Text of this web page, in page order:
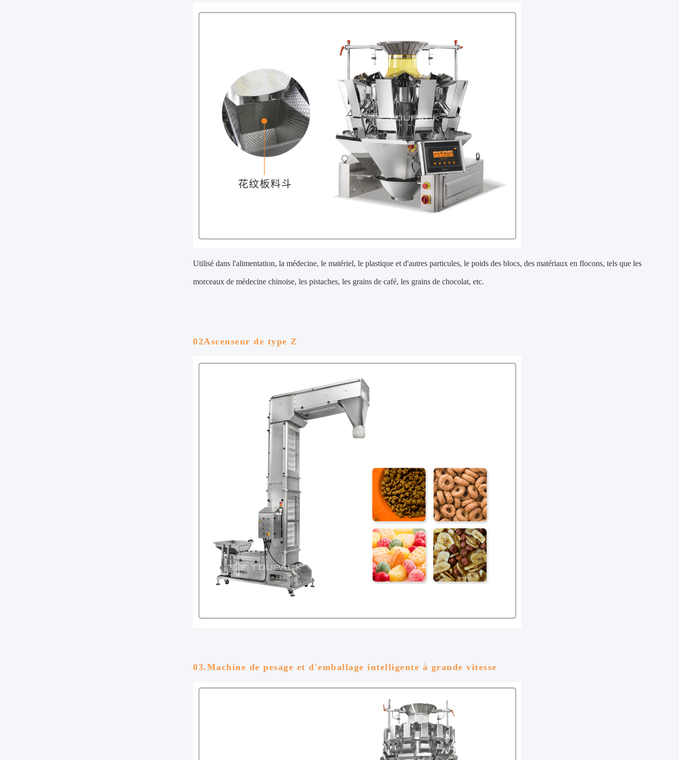
Utilisé dans l'alimentation, la médecine, le matériel, le plastique et d'autres particules, le poids des blocs, des matériaux en flocons, tels que les
morceaux de médecine chinoise, les pistaches, les grains de café, les grains de chocolat, etc.
02Ascenseur de type Z
03.Machine de pesage et d'emballage intelligente à grande vitesse